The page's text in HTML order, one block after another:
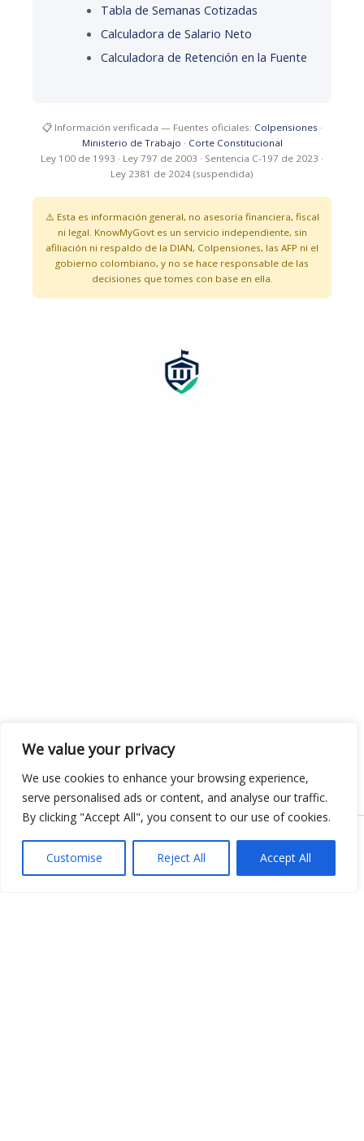
We value your privacy
We use cookies to enhance your browsing experience,
serve personalised ads or content, and analyse our traffic.
By clicking "Accept All", you consent to our use of cookies.
Customise Reject All Accept All
Tabla de Semanas Cotizadas
Calculadora de Salario Neto
Calculadora de Retención en la Fuente
📋 Información verificada — Fuentes oficiales: Colpensiones ·
Ministerio de Trabajo · Corte Constitucional
Ley 100 de 1993 · Ley 797 de 2003 · Sentencia C-197 de 2023 ·
Ley 2381 de 2024 (suspendida)
⚠️ Esta es información general, no asesoría financiera, fiscal
ni legal. KnowMyGovt es un servicio independiente, sin
afiliación ni respaldo de la DIAN, Colpensiones, las AFP ni el
gobierno colombiano, y no se hace responsable de las
decisiones que tomes con base en ella.
Copyright © 2026 KnowMyGovt. All rights reserved.